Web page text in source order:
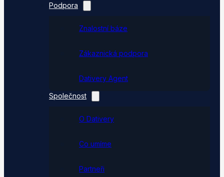
Podpora
Znalostní báze
Zákaznická podpora
Dativery Agent
Společnost
O Dativery
Co umíme
Partneři